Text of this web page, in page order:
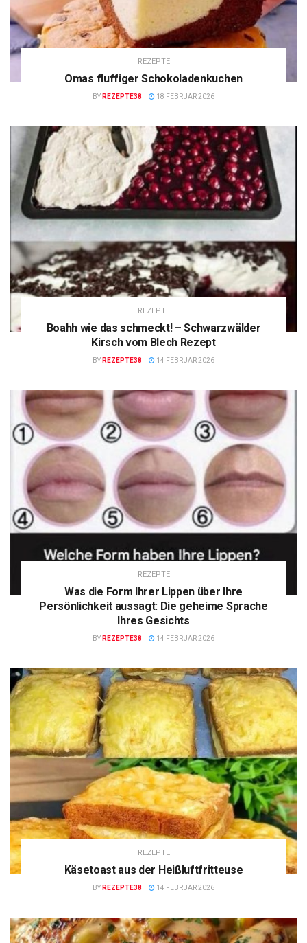
REZEPTE
Omas fluffiger Schokoladenkuchen
BY REZEPTE38 18 FEBRUAR 2026
REZEPTE
Boahh wie das schmeckt! – Schwarzwälder
Kirsch vom Blech Rezept
BY REZEPTE38 14 FEBRUAR 2026
REZEPTE
Was die Form Ihrer Lippen über Ihre
Persönlichkeit aussagt: Die geheime Sprache
Ihres Gesichts
BY REZEPTE38 14 FEBRUAR 2026
REZEPTE
Käsetoast aus der Heißluftfritteuse
BY REZEPTE38 14 FEBRUAR 2026